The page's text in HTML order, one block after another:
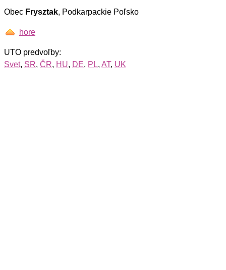
Obec Frysztak, Podkarpackie Poľsko
hore
UTO predvoľby:
Svet, SR, ČR, HU, DE, PL, AT, UK